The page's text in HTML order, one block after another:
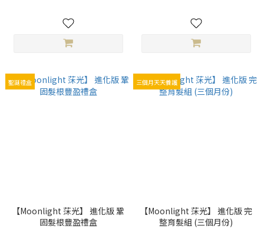
聖誕禮盒
【Moonlight 莯光】 進化版 鞏
固髮根豐盈禮盒
三個月天天養護
【Moonlight 莯光】 進化版 完
整育髮組 (三個月份)